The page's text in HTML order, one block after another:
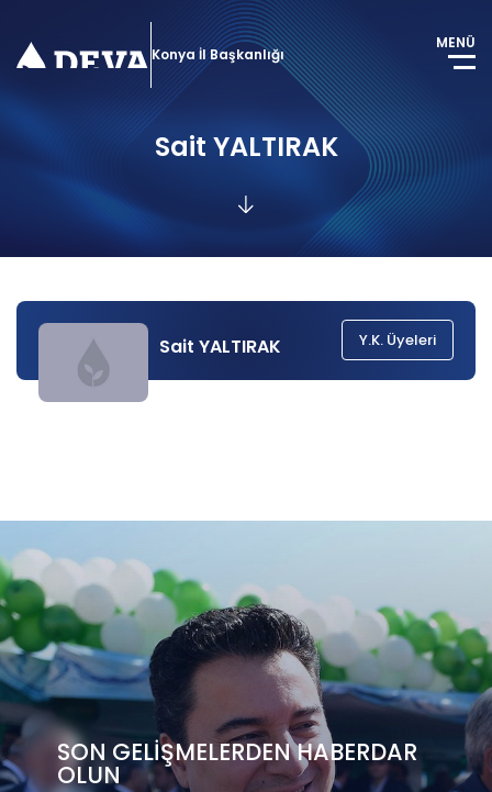
Konya İl Başkanlığı
MENÜ
Sait YALTIRAK
Sait YALTIRAK Y.K. Üyeleri
SON GELİŞMELERDEN HABERDAR
OLUN